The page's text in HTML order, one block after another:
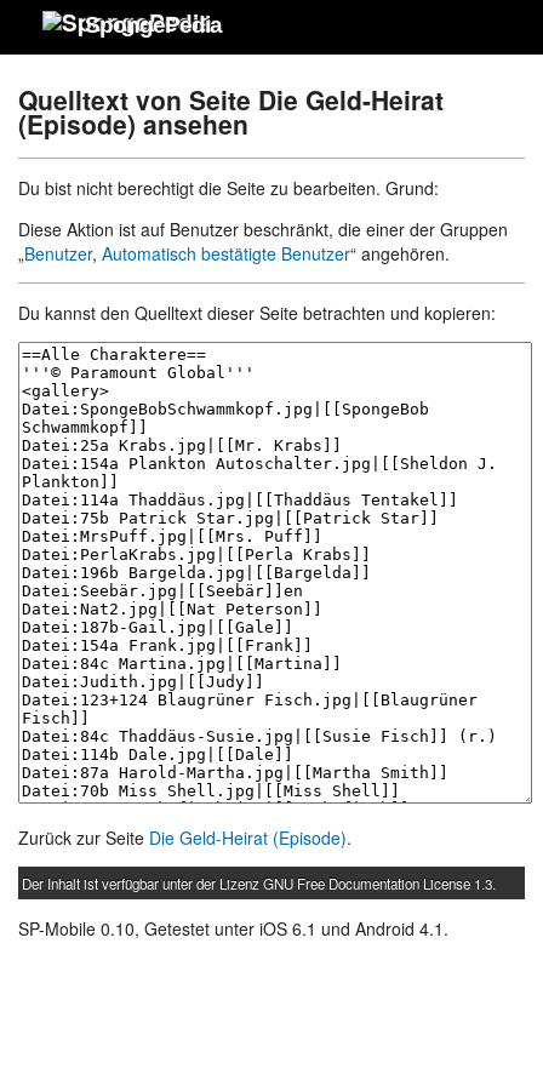
SpongePedia
Quelltext von Seite Die Geld-Heirat
(Episode) ansehen
Du bist nicht berechtigt die Seite zu bearbeiten. Grund:
Diese Aktion ist auf Benutzer beschränkt, die einer der Gruppen
„Benutzer, Automatisch bestätigte Benutzer“ angehören.
Du kannst den Quelltext dieser Seite betrachten und kopieren:
Zurück zur Seite Die Geld-Heirat (Episode).
Der Inhalt ist verfügbar unter der LizenzGNU Free Documentation License 1.3
SP-Mobile 0.10, Getestet unter iOS 6.1 und Android 4.1.